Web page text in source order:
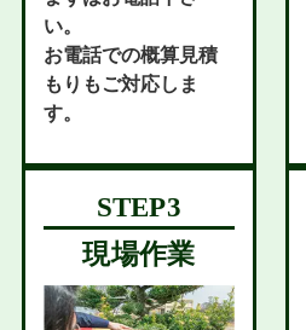
い。
お電話での概算見積
もりもご対応しま
す。
現場作業